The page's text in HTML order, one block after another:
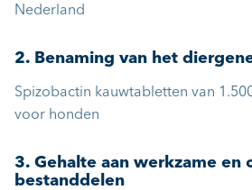
Nederland
2. Benaming van het
Spizobactin kauwtabletten van
voor honden
3. Gehalte aan werkzame en
bestanddelen